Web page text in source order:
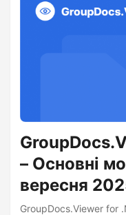
– Основні
вересня
GroupDocs.Viewer for